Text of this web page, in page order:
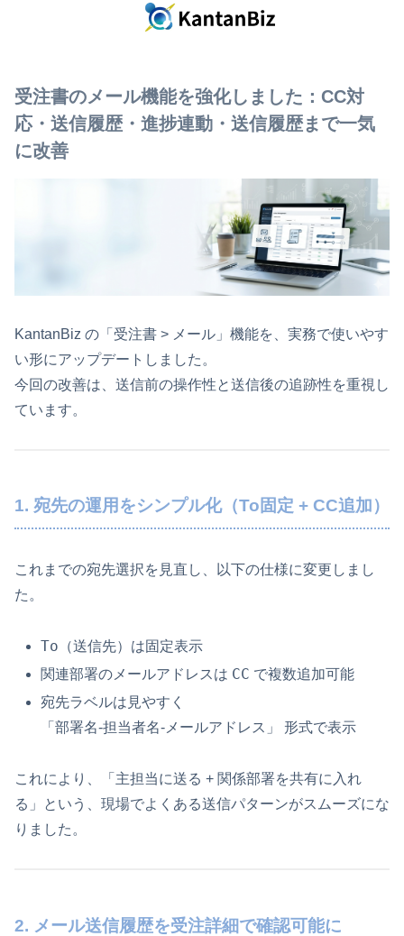
受注書のメール機能を強化しました：CC対
応・送信履歴・進捗連動・送信履歴まで一気
に改善
KantanBiz の「受注書 > メール」機能を、実務で使いやす
い形にアップデートしました。
今回の改善は、送信前の操作性と送信後の追跡性を重視し
ています。
1. 宛先の運用をシンプル化（To固定 + CC追加）
これまでの宛先選択を見直し、以下の仕様に変更しまし
た。
To （送信先）は固定表示
関連部署のメールアドレスは CC で複数追加可能
宛先ラベルは見やすく
「部署名-担当者名-メールアドレス」 形式で表示
これにより、「主担当に送る + 関係部署を共有に入れ
る」という、現場でよくある送信パターンがスムーズにな
りました。
2. メール送信履歴を受注詳細で確認可能に